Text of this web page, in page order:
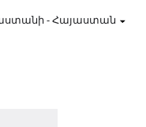
-Հայաստան